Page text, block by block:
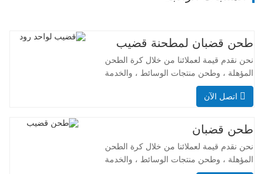
طحن قضبان لمطحنة قضيب
نحن نقدم قيمة لعملائنا من خلال كرة الطحن
المؤهلة ، وطحن منتجات الوسائط ، والخدمة
المهنية والتسليم الذي يمكن الاعتماد عليه.
لدى الشركة مختبر مستقل ، الأداة المعملية
من خطوة نظام الإنتاج تتم وفقًا للمعايير عالية
الجودة. علاوة على ذلك ، تم التصريح
بمؤسسة أعمالنا
اتصل الآن
طحن قضبان
نحن نقدم قيمة لعملائنا من خلال كرة الطحن
المؤهلة ، وطحن منتجات الوسائط ، والخدمة